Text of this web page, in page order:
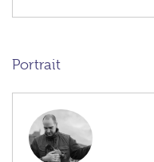
Portrait